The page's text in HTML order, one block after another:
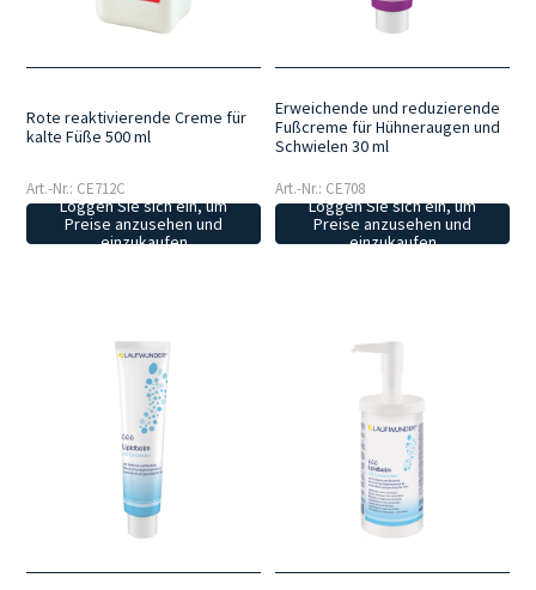
Rote reaktivierende Creme für
kalte Füße 500 ml
Art.-Nr.: CE712C
Loggen Sie sich ein, um
Preise anzusehen und
einzukaufen
Erweichende und reduzierende
Fußcreme für Hühneraugen und
Schwielen 30 ml
Art.-Nr.: CE708
Loggen Sie sich ein, um
Preise anzusehen und
einzukaufen